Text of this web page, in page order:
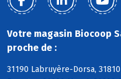
Votre magasin Biocoop
proche de :
31190 Labruyère-Dorsa,